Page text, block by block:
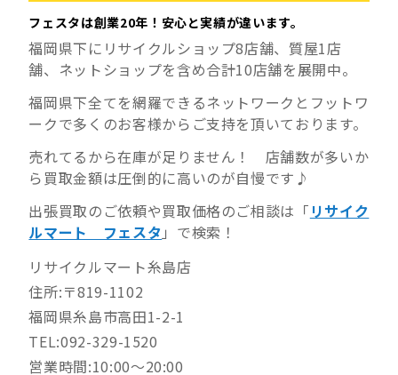
フェスタは創業20年！安心と実績が違います。
福岡県下にリサイクルショップ8店舗、質屋1店
舗、ネットショップを含め合計10店舗を展開中。
福岡県下全てを網羅できるネットワークとフットワ
ークで多くのお客様からご支持を頂いております。
売れてるから在庫が足りません！ 店舗数が多いか
ら買取金額は圧倒的に高いのが自慢です♪
出張買取のご依頼や買取価格のご相談は「 リサイク
ルマート フェスタ 」で検索！
リサイクルマート糸島店
住所:〒819-1102
福岡県糸島市高田1-2-1
TEL:092-329-1520
営業時間:10:00～20:00